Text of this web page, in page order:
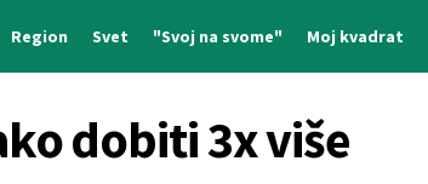
Region Svet "Svoj na svome" Moj kvadrat
dobiti 3x više